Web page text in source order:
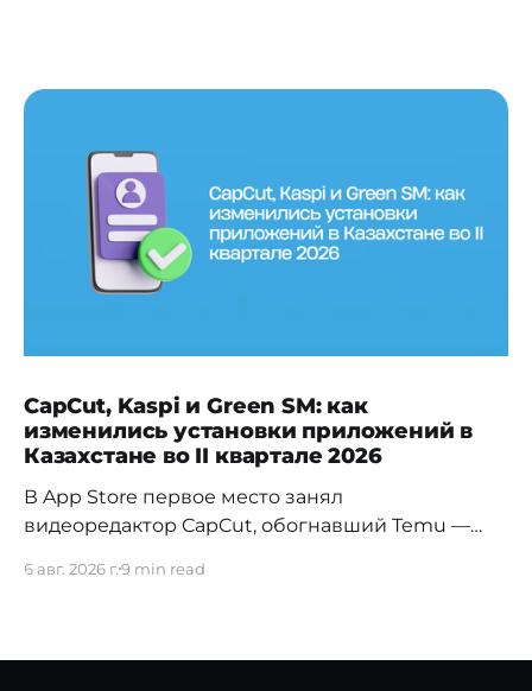
CapCut, Kaspi и Green SM: как
изменились установки приложений в
Казахстане во II квартале 2026
В App Store первое место занял
видеоредактор CapCut, обогнавший Temu —
заметно изменилась расстановка в
электротакси Green SM сразу вошло в топ своей
6 авг. 2026 г.9 min read